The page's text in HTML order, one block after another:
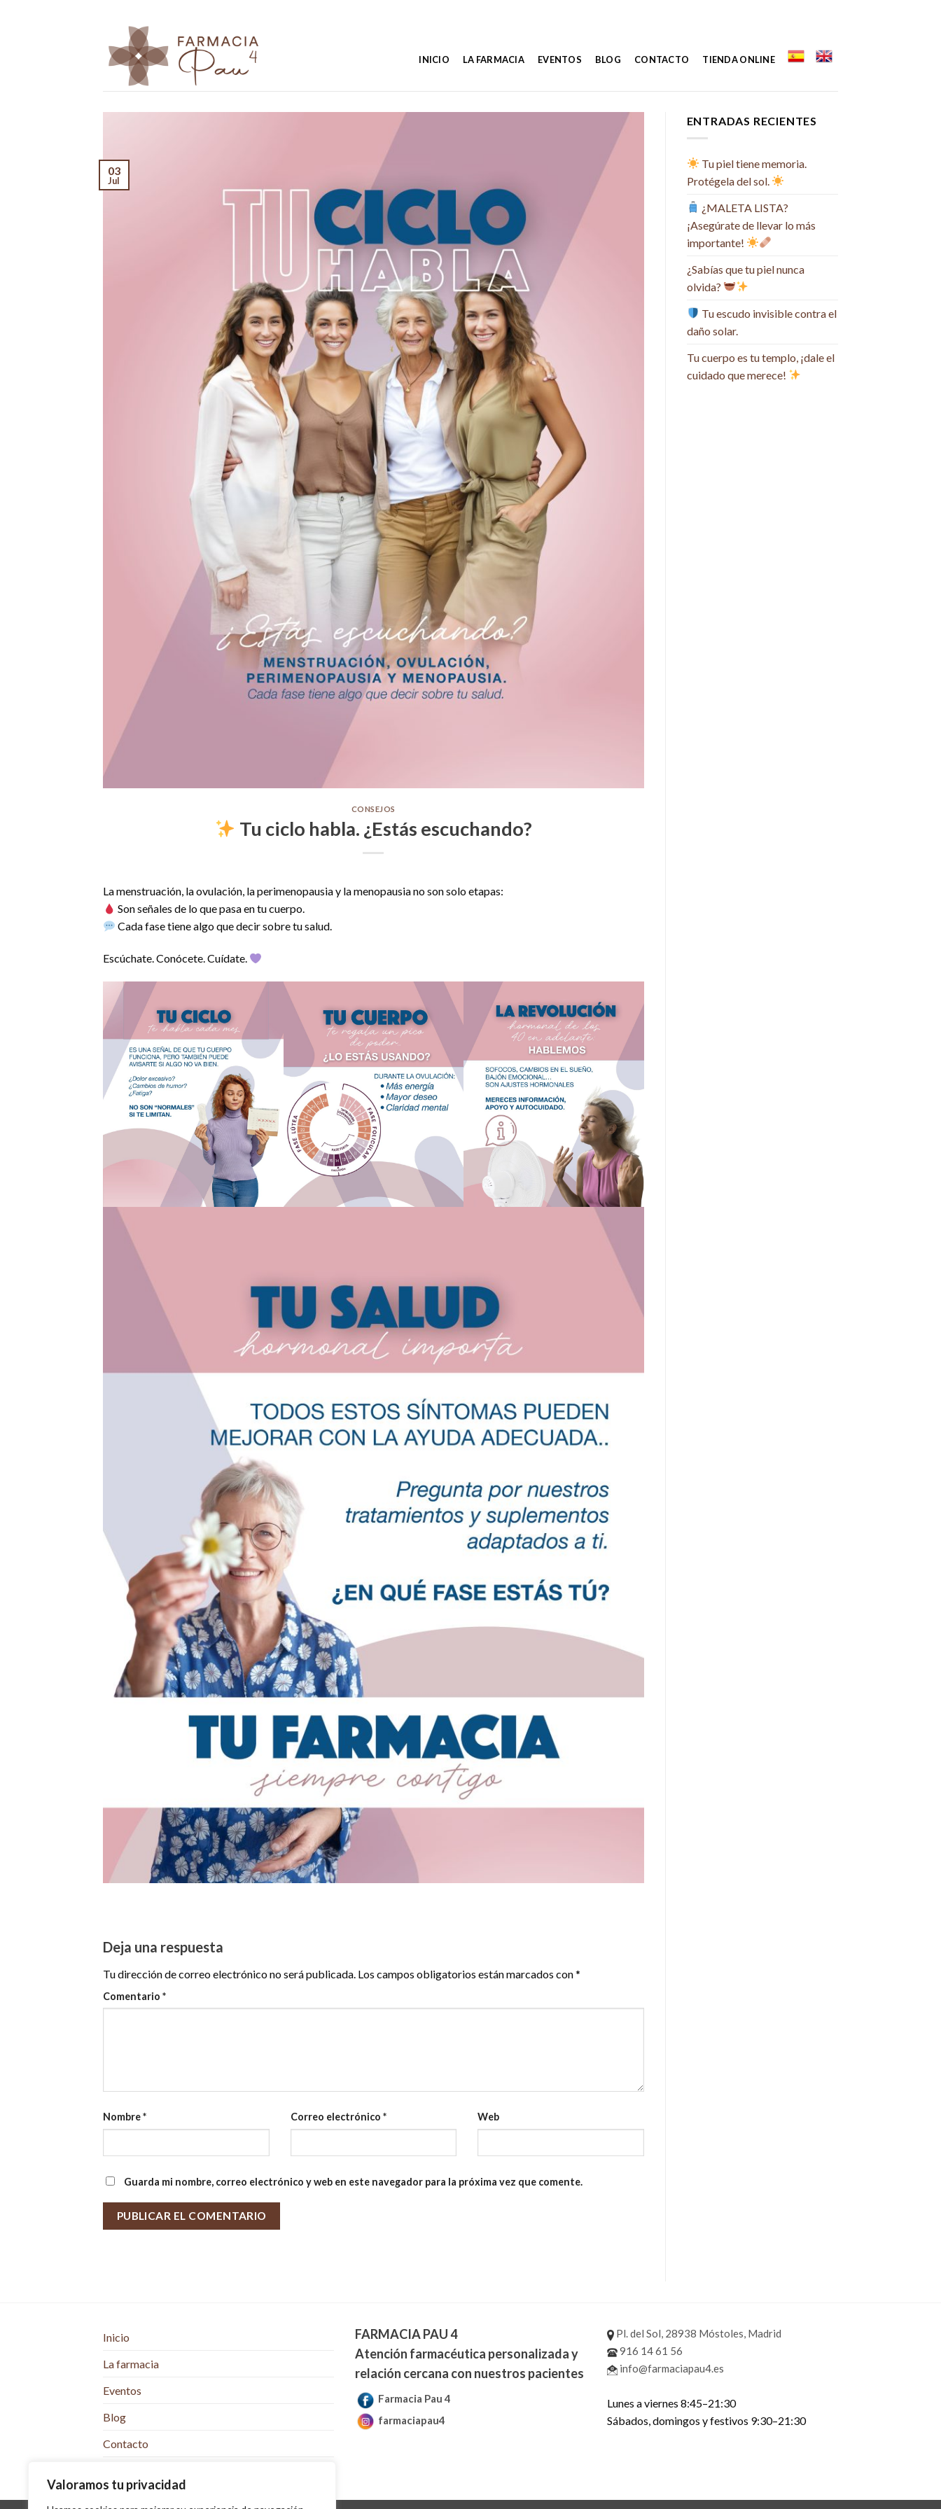
Valoramos tu privacidad
INICIO LA FARMACIA EVENTOS BLOG CONTACTO TIENDA ONLINE
03
Jul
CONSEJOS
Tu ciclo habla. ¿Estás escuchando?
La menstruación, la ovulación, la perimenopausia y la menopausia no son solo etapas:
Son señales de lo que pasa en tu cuerpo.
Cada fase tiene algo que decir sobre tu salud.
Escúchate. Conócete. Cuídate.
Deja una respuesta
Tu dirección de correo electrónico no será publicada. Los campos obligatorios están marcados con*
Comentario *
Nombre* Correo electrónico * Web
Guarda mi nombre, correo electrónico y web en este navegador para la próxima vez que comente.
ENTRADAS RECIENTES
Tu piel tiene memoria.
Protégela del sol.
¿MALETA LISTA?
¡Asegúrate de llevar lo más
importante!
¿Sabías que tu piel nunca
olvida?
Tu escudo invisible contra el
daño solar.
Tu cuerpo es tu templo, ¡dale el
cuidado que merece!
Inicio
La farmacia
Eventos
Blog
Contacto
FARMACIA PAU 4
Atención farmacéutica personalizada y
relación cercana con nuestros pacientes
Farmacia Pau 4
farmaciapau4
Pl. del Sol, 28938 Móstoles, Madrid
916 14 61 56
info@farmaciapau4.es
Lunes a viernes 8:45–21:30
Sábados, domingos y festivos 9:30–21:30